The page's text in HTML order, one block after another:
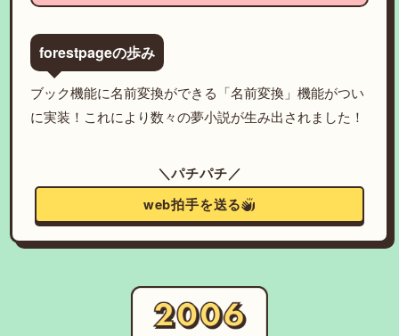
forestpageの歩み
ブック機能に名前変換ができる「名前変換」機能がつい
に実装！これにより数々の夢小説が生み出されました！
＼パチパチ／
web拍手を送る